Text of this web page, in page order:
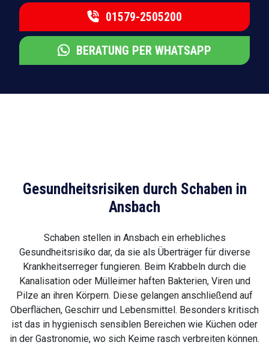
01579-2505200
BERATUNG PER WHATSAPP
Gesundheitsrisiken durch Schaben in
Ansbach
Schaben stellen in Ansbach ein erhebliches
Gesundheitsrisiko dar, da sie als Überträger für diverse
Krankheitserreger fungieren. Beim Krabbeln durch die
Kanalisation oder Mülleimer haften Bakterien, Viren und
Pilze an ihren Körpern. Diese gelangen anschließend auf
Oberflächen, Geschirr und Lebensmittel. Besonders kritisch
ist das in hygienisch sensiblen Bereichen wie Küchen oder
in der Gastronomie, wo sich Keime rasch verbreiten können.